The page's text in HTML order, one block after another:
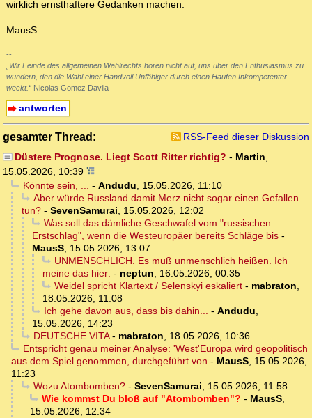
wirklich ernsthaftere Gedanken machen.
MausS
--
„Wir Feinde des allgemeinen Wahlrechts hören nicht auf, uns über den Enthusiasmus zu
wundern, den die Wahl einer Handvoll Unfähiger durch einen Haufen Inkompetenter
weckt.“ Nicolas Gomez Davila
antworten
gesamter Thread:
RSS-Feed dieser Diskussion
Düstere Prognose. Liegt Scott Ritter richtig? - Martin,
15.05.2026, 10:39
Könnte sein, ... - Andudu, 15.05.2026, 11:10
Aber würde Russland damit Merz nicht sogar einen Gefallen
tun? - SevenSamurai, 15.05.2026, 12:02
Was soll das dämliche Geschwafel vom "russischen
Erstschlag", wenn die Westeuropäer bereits Schläge bis -
MausS, 15.05.2026, 13:07
UNMENSCHLICH. Es muß unmenschlich heißen. Ich
meine das hier: - neptun, 16.05.2026, 00:35
Weidel spricht Klartext / Selenskyi eskaliert- mabraton,
18.05.2026, 11:08
Ich gehe davon aus, dass bis dahin... - Andudu,
15.05.2026, 14:23
DEUTSCHE VITA- mabraton, 18.05.2026, 10:36
Entspricht genau meiner Analyse: 'West'Europa wird geopolitisch
aus dem Spiel genommen, durchgeführt von - MausS, 15.05.2026,
11:23
Wozu Atombomben?- SevenSamurai, 15.05.2026, 11:58
Wie kommst Du bloß auf "Atombomben"? - MausS,
15.05.2026, 12:34